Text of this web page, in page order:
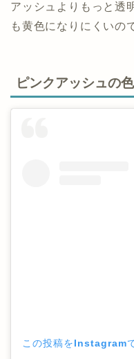
アッシュよりもっと透
も黄色になりにくいの
ピンクアッシュの
この投稿をInstagram